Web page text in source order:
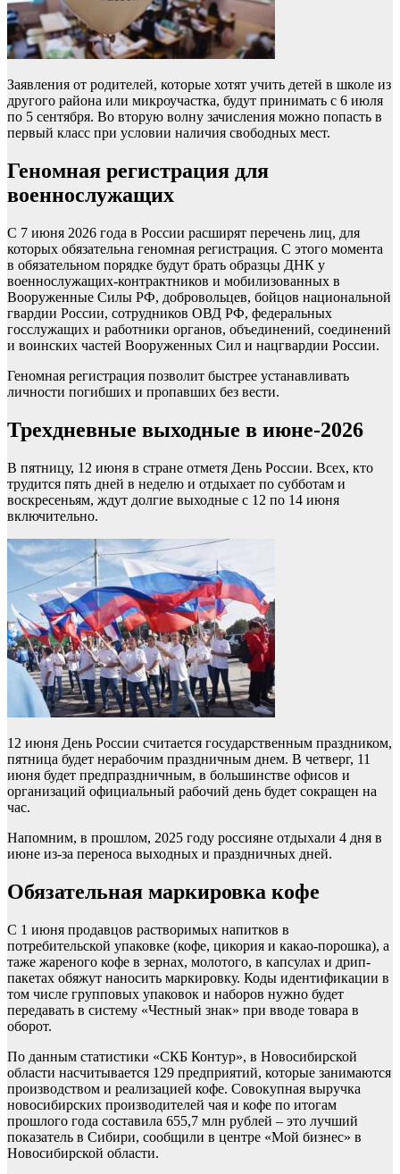
Заявления от родителей, которые хотят учить детей в школе из
другого района или микроучастка, будут принимать с 6 июля
по 5 сентября. Во вторую волну зачисления можно попасть в
первый класс при условии наличия свободных мест.
Геномная регистрация для
военнослужащих
С 7 июня 2026 года в России расширят перечень лиц, для
которых обязательна геномная регистрация. С этого момента
в обязательном порядке будут брать образцы ДНК у
военнослужащих-контрактников и мобилизованных в
Вооруженные Силы РФ, добровольцев, бойцов национальной
гвардии России, сотрудников ОВД РФ, федеральных
госслужащих и работники органов, объединений, соединений
и воинских частей Вооруженных Сил и нацгвардии России.
Геномная регистрация позволит быстрее устанавливать
личности погибших и пропавших без вести.
Трехдневные выходные в июне-2026
В пятницу, 12 июня в стране отметя День России. Всех, кто
трудится пять дней в неделю и отдыхает по субботам и
воскресеньям, ждут долгие выходные с 12 по 14 июня
включительно.
12 июня День России считается государственным праздником,
пятница будет нерабочим праздничным днем. В четверг, 11
июня будет предпраздничным, в большинстве офисов и
организаций официальный рабочий день будет сокращен на
час.
Напомним, в прошлом, 2025 году россияне отдыхали 4 дня в
июне из-за переноса выходных и праздничных дней.
Обязательная маркировка кофе
С 1 июня продавцов растворимых напитков в
потребительской упаковке (кофе, цикория и какао-порошка), а
таже жареного кофе в зернах, молотого, в капсулах и дрип-
пакетах обяжут наносить маркировку. Коды идентификации в
том числе групповых упаковок и наборов нужно будет
передавать в систему «Честный знак» при вводе товара в
оборот.
По данным статистики «СКБ Контур», в Новосибирской
области насчитывается 129 предприятий, которые занимаются
производством и реализацией кофе. Совокупная выручка
новосибирских производителей чая и кофе по итогам
прошлого года составила 655,7 млн рублей – это лучший
показатель в Сибири, сообщили в центре «Мой бизнес» в
Новосибирской области.